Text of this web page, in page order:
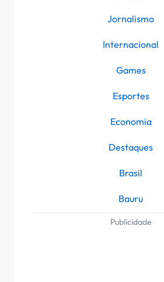
Jornalismo
Internacional
Games
Esportes
Economia
Destaques
Brasil
Bauru
Publicidade